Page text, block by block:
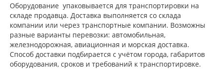
Оборудование упаковывается для транспортировки на
складе продавца. Доставка выполняется со склада
компании или через транспортные компании. Возможны
разные варианты перевозки: автомобильная,
железнодорожная, авиационная и морская доставка.
Способ доставки подбирается с учётом города, габаритов
оборудования, сроков и требований к транспортировке.